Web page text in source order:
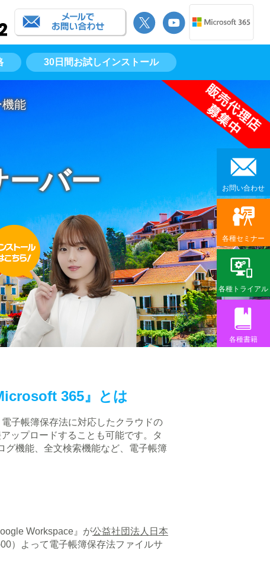
お問い合わせ
各種セミナー
各種トライアル
各種書籍
30日間お試しインストール
能
バー
365』とは
子帳簿保存法に対応したクラウドの
ップロードすることも可能です。タ
グ機能、全文検索機能など、電子帳簿
Workspace』が公益社団法人日本
）よって電子帳簿保存法ファイルサ